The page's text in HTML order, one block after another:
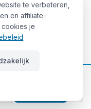
lage kosten:
met
(nu onder
, of ING
je maandelijks
ETFs
die kunnen dalen
te verbeteren,
en affiliate-
cookies je